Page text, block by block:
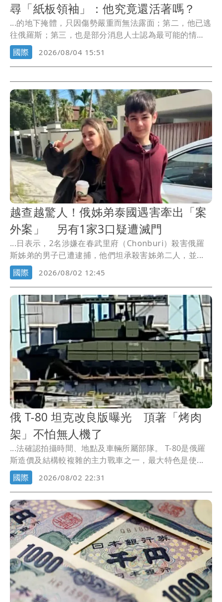
尋「紙板領袖」：他究竟還活著嗎？
...的地下掩體，只因傷勢嚴重而無法露面；第二，他已逃
往俄羅斯；第三，也是部分消息人士認為最可能的情
況，是...
國際 2026/08/04 15:51
越查越驚人！俄姊弟泰國遇害牽出「案
外案」 另有1家3口疑遭滅門
...日表示，2名涉嫌在春武里府（Chonburi）殺害俄羅
斯姊弟的男子已遭逮捕，他們坦承殺害姊弟二人，並...
國際
2026/08/02 12:45
俄 T-80 坦克改良版曝光 頂著「烤肉
架」不怕無人機了
...法確認拍攝時間、地點及車輛所屬部隊。 T-80是俄羅
斯造價及結構較複雜的主力戰車之一，最大特色是使...
國際
2026/08/02 22:31